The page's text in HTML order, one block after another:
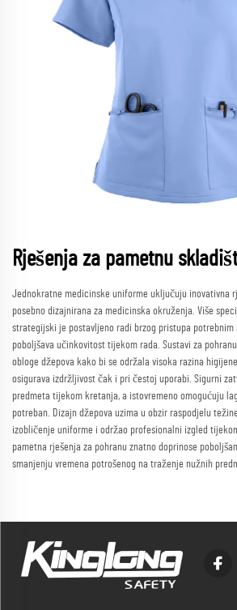
Rješenja za pametnu
Jednokratne medicinske uniforme uključuju inovativna
posebno dizajnirana za medicinska okruženja. Više
strategijski je postavljeno radi brzog pristupa potrebnim
poboljšava učinkovitost tijekom rada. Sustavi za
obloge džepova kako bi se održala visoka razina
osigurava izdržljivost čak i pri čestoj uporabi. Sigurni
predmeta tijekom kretanja, a istovremeno omogućuju
potreban. Dizajn džepova uzima u obzir raspodjelu
izobličenje uniforme i održao profesionalni izgled
pametna rješenja za pohranu znatno doprinose
smanjenju vremena potrošenog na traženje nužnih